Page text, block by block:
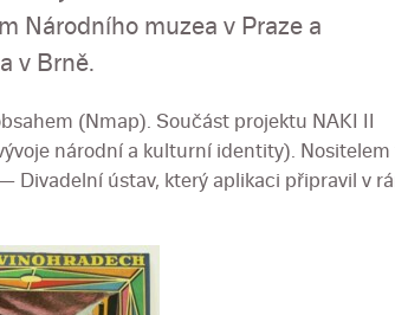
Národního muzea v Praze a
v Brně.
(Nmap). Součást projektu NAKI II
národní a kulturní identity).
ústav, který aplikaci připravil v